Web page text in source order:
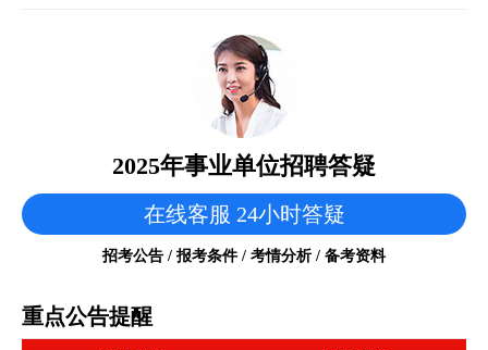
2025年事业单位招聘答疑
在线客服 24小时答疑
招考公告 / 报考条件 / 考情分析 / 备考资料
重点公告提醒